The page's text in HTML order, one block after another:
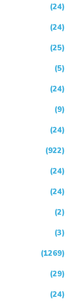
(24)
(24)
(25)
(5)
(24)
(9)
(24)
(922)
(24)
(24)
(2)
(3)
(1269)
(29)
(24)